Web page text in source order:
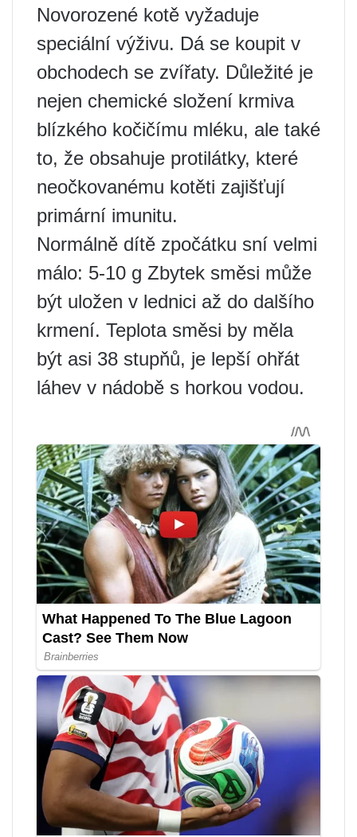
Novorozené kotě vyžaduje
speciální výživu. Dá se koupit v
obchodech se zvířaty. Důležité je
nejen chemické složení krmiva
blízkého kočičímu mléku, ale také
to, že obsahuje protilátky, které
neočkovanému kotěti zajišťují
primární imunitu.
Normálně dítě zpočátku sní velmi
málo: 5-10 g Zbytek směsi může
být uložen v lednici až do dalšího
krmení. Teplota směsi by měla
být asi 38 stupňů, je lepší ohřát
láhev v nádobě s horkou vodou.